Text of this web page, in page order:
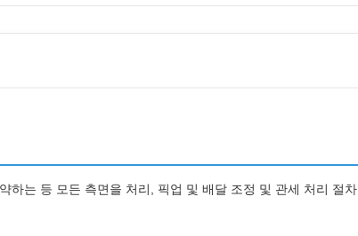
는 등 모든 측면을 처리, 픽업 및 배달 조정 및 관세 처리 절차.